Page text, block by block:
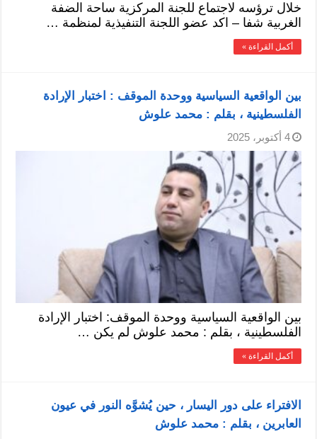
خلال ترؤسه لاجتماع للجنة المركزية ساحة الضفة
الغربية شفا – اكد عضو اللجنة التنفيذية لمنظمة …
أكمل القراءة »
بين الواقعية السياسية ووحدة الموقف : اختبار الإرادة
الفلسطينية ، بقلم : محمد علوش
4 أكتوبر، 2025
بين الواقعية السياسية ووحدة الموقف: اختبار الإرادة
الفلسطينية ، بقلم : محمد علوش لم يكن …
أكمل القراءة »
الافتراء على دور اليسار ، حين يُشوَّه النور في عيون
العابرين ، بقلم : محمد علوش